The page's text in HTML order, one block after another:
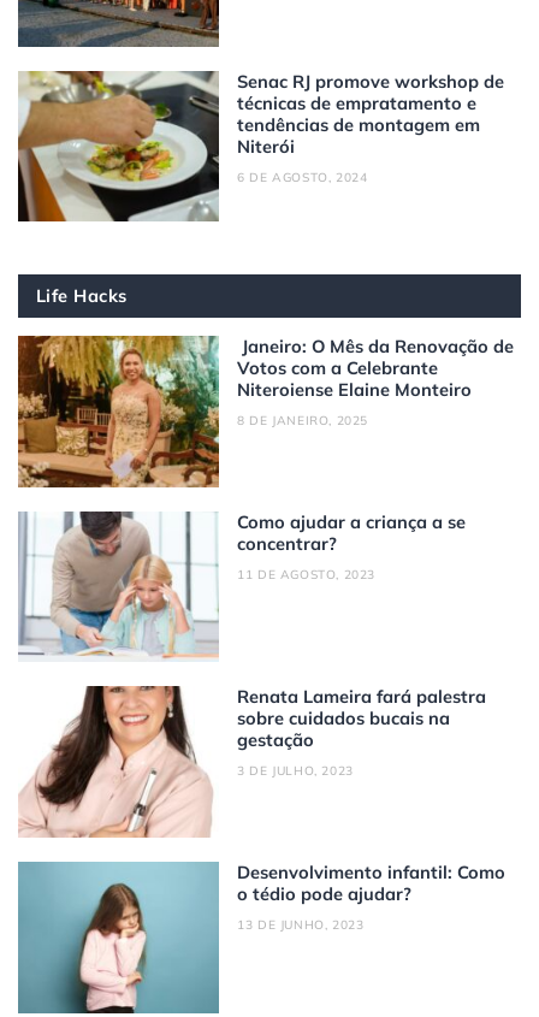
Senac RJ promove workshop de
técnicas de empratamento e
tendências de montagem em
Niterói
6 DE AGOSTO, 2024
Life Hacks
Janeiro: O Mês da Renovação de
Votos com a Celebrante
Niteroiense Elaine Monteiro
8 DE JANEIRO, 2025
Como ajudar a criança a se
concentrar?
11 DE AGOSTO, 2023
Renata Lameira fará palestra
sobre cuidados bucais na
gestação
3 DE JULHO, 2023
Desenvolvimento infantil: Como
o tédio pode ajudar?
13 DE JUNHO, 2023